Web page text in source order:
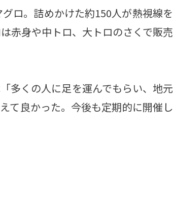
ロ。詰めかけた約150人が熱視線を
赤身や中トロ、大トロのさくで販売
多くの人に足を運んでもらい、地元
て良かった。今後も定期的に開催し